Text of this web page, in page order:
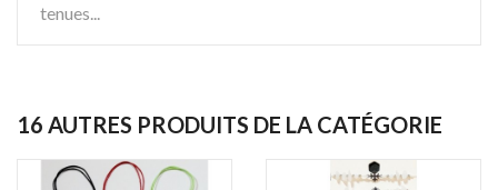
tenues...
16 AUTRES PRODUITS DE LA CATÉGORIE